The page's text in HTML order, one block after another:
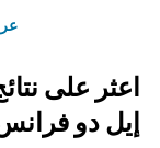
اعثر على
إيل دو